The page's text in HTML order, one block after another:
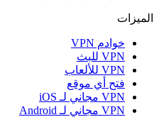
الميزات
خوادم VPN
VPN للبث
VPN للألعاب
فتح أي موقع
VPN مجاني لـ iOS
VPN مجاني لـ Android